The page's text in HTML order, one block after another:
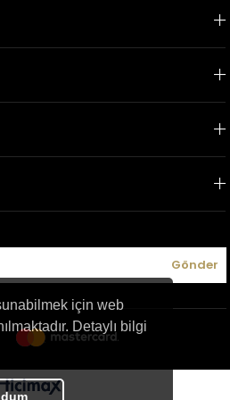
için web
Detaylı bilgi
Gönder